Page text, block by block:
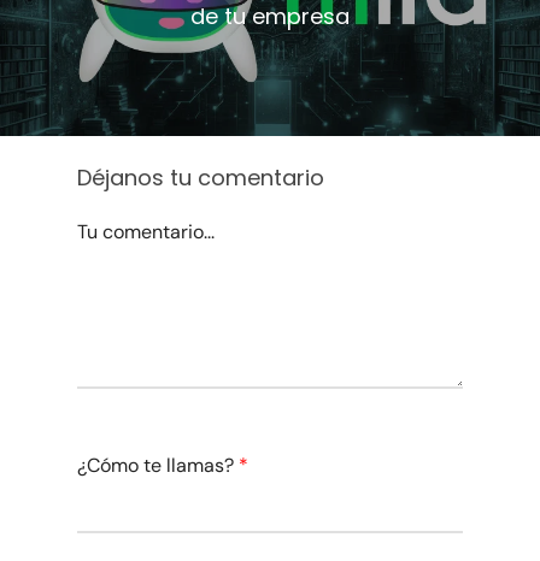
de tu empresa
Déjanos tu comentario
Tu comentario...
¿Cómo te llamas? *